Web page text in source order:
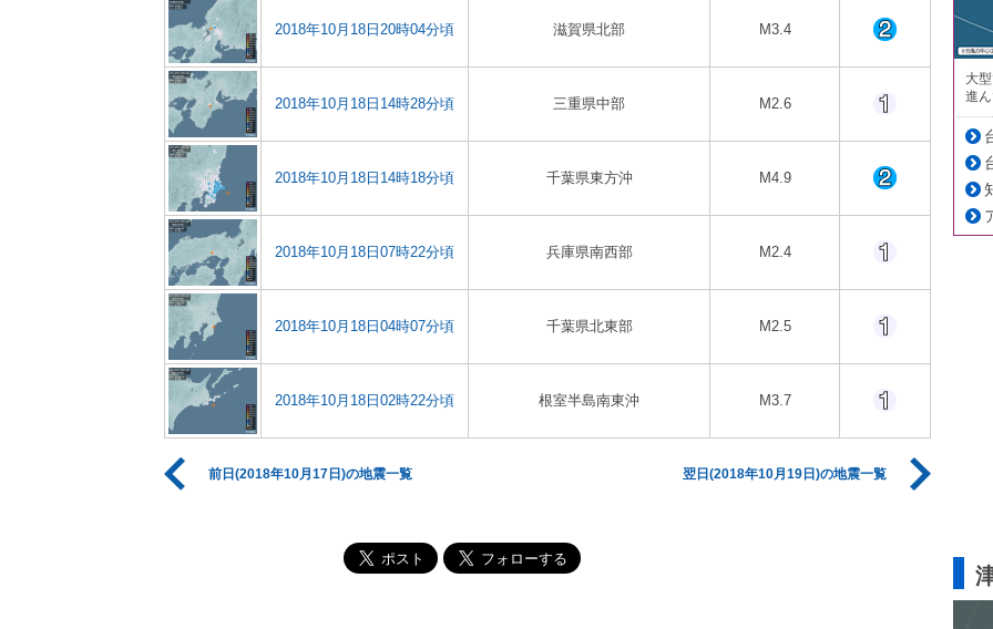
2018年10月18日20時04分頃 滋賀県北部 M3.4
2018年10月18日14時28分頃 三重県中部 M2.6
2018年10月18日14時18分頃 千葉県東方沖 M4.9
2018年10月18日07時22分頃 兵庫県南西部 M2.4
2018年10月18日04時07分頃 千葉県北東部 M2.5
2018年10月18日02時22分頃 根室半島南東沖 M3.7
前日(2018年10月17日)の地震一覧 翌日(2018年10月19日)の地震一覧
大
進